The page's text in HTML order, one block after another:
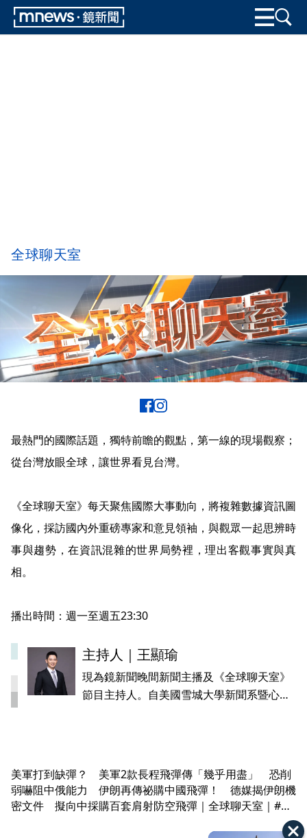
全球聊天室
最熱門的國際話題，獨特前瞻的觀點，第一線的現場觀察；
從台灣放眼全球，讓世界看見台灣。
《全球聊天室》每天聚焦國際大事動向，將複雜數據資訊圖
像化，採訪國內外重磅專家和意見領袖，與觀眾一起思辨時
事與趨勢，在資訊混雜的世界局勢裡，理出客觀事實與真
相。
播出時間：週一至週五23:30
主持人｜ 王顯瑜
現為鏡新聞晚間新聞主播及《全球聊天室》
節目主持人。自美國雪城大學新聞系暨心理
始，他在聯合報系MOD電視台udn tv製播語
文節目及國際新聞節目、並曾播報晨間、午
間、和夜間新聞。
美軍打到缺彈？ 美軍2款長程飛彈傳「幾乎用盡」 恐削
弱嚇阻中俄能力 伊朗再傳祕購中國飛彈！ 德媒揭伊朗機
密文件 擬向中採購百套肩射防空飛彈｜全球聊天室｜#鏡